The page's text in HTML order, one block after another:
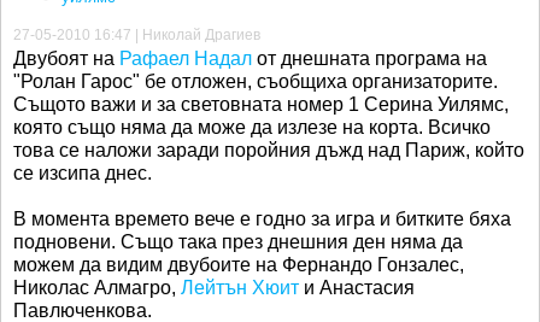
27-05-2010 16:47 | Николай Драгиев
Двубоят на Рафаел Надал от днешната програма на
"Ролан Гарос" бе отложен, съобщиха организаторите.
Същото важи и за световната номер 1 Серина Уилямс,
която също няма да може да излезе на корта. Всичко
това се наложи заради поройния дъжд над Париж, който
се изсипа днес.
В момента времето вече е годно за игра и битките бяха
подновени. Също така през днешния ден няма да
можем да видим двубоите на Фернандо Гонзалес,
Николас Алмагро, Лейтън Хюит и Анастасия
Павлюченкова.